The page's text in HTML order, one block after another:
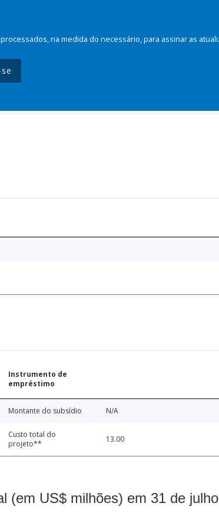
na medida do necessário, para assinar as
Instrumento de
empréstimo
Montante do subsídio N/A
Custo total do
projeto**
13.00
(em US$ milhões) em 31 de